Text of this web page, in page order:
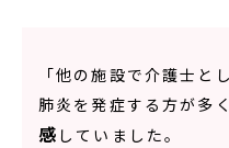
「他の施設で介護士と
肺炎を発症する方が多く
感 していました。